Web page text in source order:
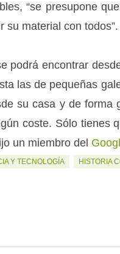
“se presupone
su material con todos”.
podrá encontrar
las de pequeñas
su casa y de forma
coste. Sólo tienes
un miembro del
Y TECNOLOGÍA HISTORIA